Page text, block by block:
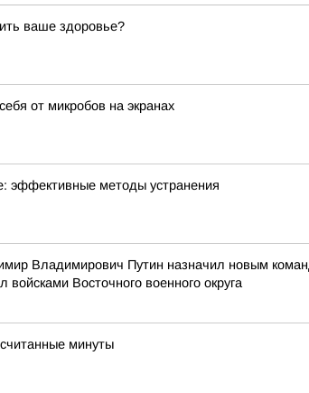
ваше здоровье?
от микробов на экранах
эффективные методы устранения
Владимирович Путин назначил новым
Восточного военного округа
минуты